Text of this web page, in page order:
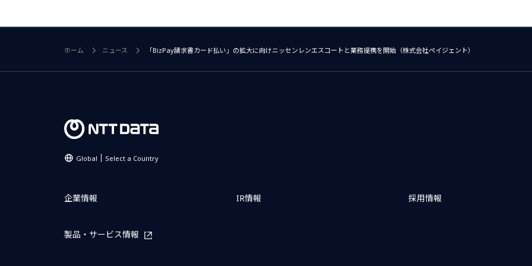
ホーム ニュース 「BizPay請求書カード払い」の拡大に向けニッセンレンエスコートと業務提携を開始（株式会社ペイジェント）
Global Select a Country
企業情報 IR情報 採用情報
製品・サービス情報